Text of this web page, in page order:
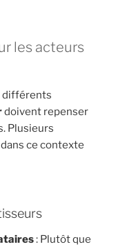
les acteurs
différents
doivent repenser
Plusieurs
ce contexte
: Plutôt que